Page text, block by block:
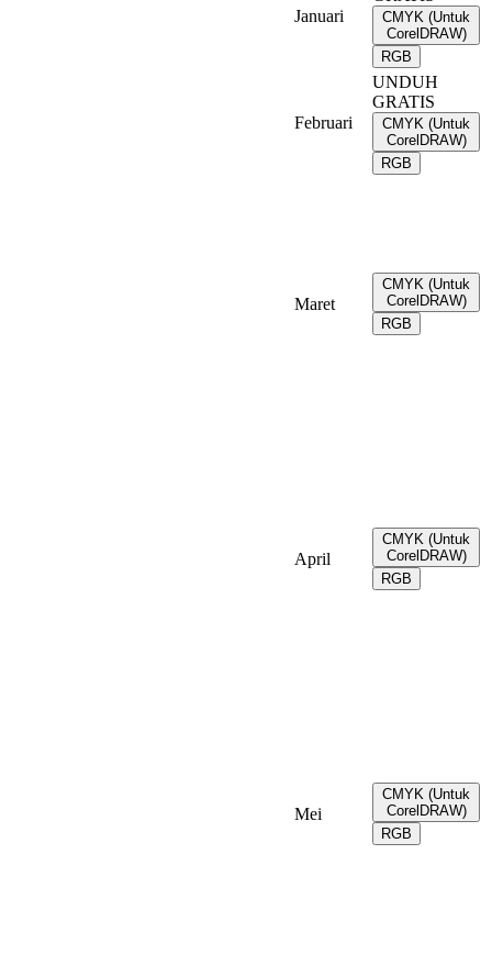
Januari
CMYK (Untuk
CorelDRAW)
RGB
Februari
UNDUH
GRATIS
CMYK (Untuk
CorelDRAW)
RGB
Maret
CMYK (Untuk
CorelDRAW)
RGB
April
CMYK (Untuk
CorelDRAW)
RGB
Mei
CMYK (Untuk
CorelDRAW)
RGB